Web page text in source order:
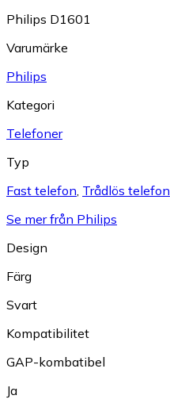
Philips D1601
Varumärke
Philips
Kategori
Telefoner
Typ
Fast telefon, Trådlös telefon
Se mer från Philips
Design
Färg
Svart
Kompatibilitet
GAP-kombatibel
Ja